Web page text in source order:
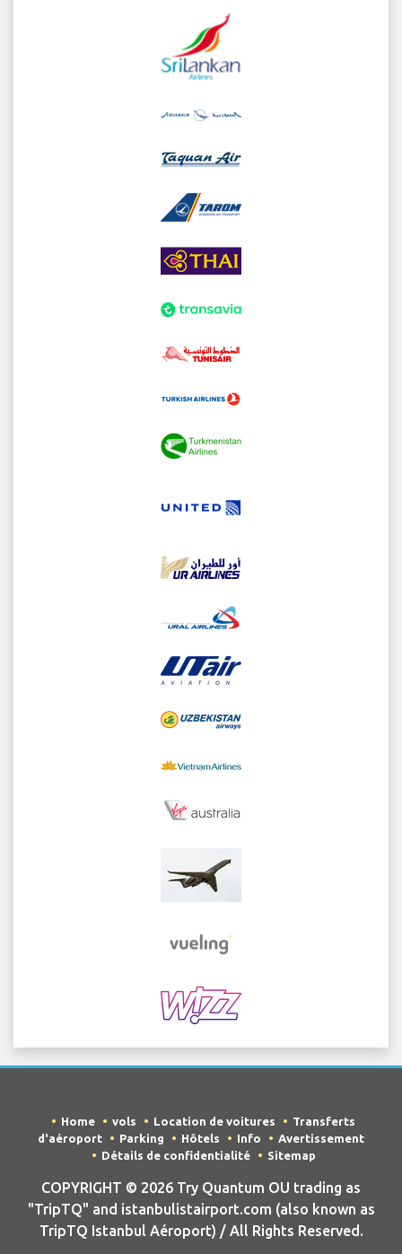
Home vols Location de voitures
Transferts
d'aéroport
Parking Hôtels Info
Avertissement
Détails de confidentialité
Sitemap
COPYRIGHT © 2026 Try Quantum OU trading as
"TripTQ" and istanbulistairport.com (also known as
TripTQ Istanbul Aéroport) / All Rights Reserved.